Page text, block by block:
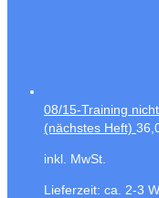
08/15-Training
(nächstes Heft)
inkl. MwSt.
Lieferzeit: ca. 2-3